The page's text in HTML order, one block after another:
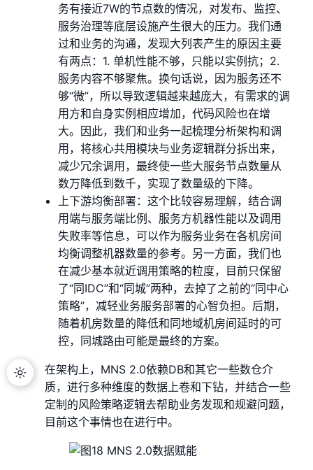
务有接近7W的节点数的情况，对发布、监控、
服务治理等底层设施产生很大的压力。我们通
过和业务的沟通，发现大列表产生的原因主要
有两点：1. 单机性能不够，只能以实例抗；2.
服务内容不够聚焦。换句话说，因为服务还不
够“微”，所以导致逻辑越来越庞大，有需求的调
用方和自身实例相应增加，代码风险也在增
大。因此，我们和业务一起梳理分析架构和调
用，将核心共用模块与业务逻辑群分拆出来，
减少冗余调用，最终使一些大服务节点数量从
数万降低到数千，实现了数量级的下降。
上下游均衡部署：这个比较容易理解，结合调
用端与服务端比例、服务方机器性能以及调用
失败率等信息，可以作为服务业务在各机房间
均衡调整机器数量的参考。另一方面，我们也
在减少基本就近调用策略的粒度，目前只保留
了“同IDC”和“同城”两种，去掉了之前的“同中心
策略”，减轻业务服务部署的心智负担。后期，
随着机房数量的降低和同地域机房间延时的可
控，同城路由可能是最终的方案。
在架构上，MNS 2.0依赖DB和其它一些数仓介
质，进行多种维度的数据上卷和下钻，并结合一些
定制的风险策略逻辑去帮助业务发现和规避问题，
目前这个事情也在进行中。